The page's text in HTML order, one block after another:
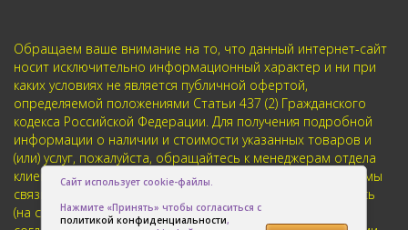
Обращаем ваше внимание на то, что данный интернет-сайт
носит исключительно информационный характер и ни при
каких условиях не является публичной офертой,
определяемой положениями Статьи 437 (2) Гражданского
кодекса Российской Федерации. Для получения подробной
информации о наличии и стоимости указанных товаров и
(или) услуг, пожалуйста, обращайтесь к менеджерам отдела
клиентского обслуживания с помощью специальной формы
связи или по телефонам указанным в контактах. Пользуясь
(на сайте) формой обратной связи или регистрацией, Вы
Сайт использует cookie-файлы.
Нажмите «Принять» чтобы согласиться с
политикой конфиденциальности,